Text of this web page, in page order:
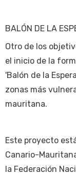
BALÓN DE LA
Otro de los
el inicio de la
'Balón de la
zonas más
mauritana.
Este proyecto
Canario-
la Federación